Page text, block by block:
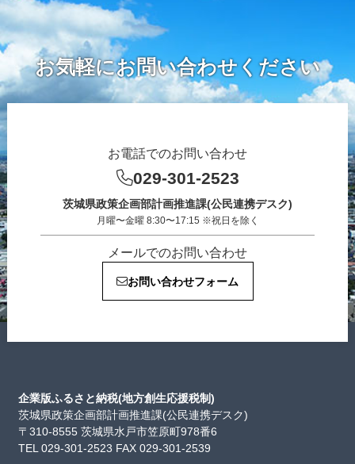
お気軽にお問い合わせください
お電話でのお問い合わせ
029-301-2523
茨城県政策企画部計画推進課(公民連携デスク)
月曜〜金曜 8:30〜17:15 ※祝日を除く
メールでのお問い合わせ
お問い合わせフォーム
企業版ふるさと納税(地方創生応援税制)
茨城県政策企画部計画推進課(公民連携デスク)
〒310-8555 茨城県水戸市笠原町978番6
TEL 029-301-2523 FAX 029-301-2539